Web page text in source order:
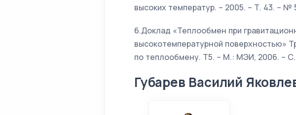
высоких температур. – 2005. – Т. 43. – №
6.Доклад «Теплообмен при
высокотемпературной поверхностью»
по теплообмену. Т5. – М.: МЭИ, 2006. – С.
Губарев Василий